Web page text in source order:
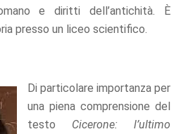
e diritti dell’antichità. È
presso un liceo scientifico.
Di particolare importanza per
una piena comprensione del
testo Cicerone: l’ultimo